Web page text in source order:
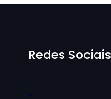
Redes Sociais